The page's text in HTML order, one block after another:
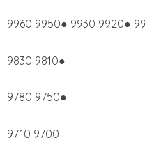
9960 9950● 9930 9920●
9830 9810●
9780 9750●
9710 9700